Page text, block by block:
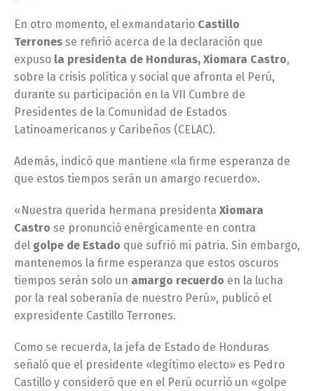
En otro momento, el exmandatario Castillo
Terrones se refirió acerca de la declaración que
expuso la presidenta de Honduras, Xiomara Castro,
sobre la crisis política y social que afronta el Perú,
durante su participación en la VII Cumbre de
Presidentes de la Comunidad de Estados
Latinoamericanos y Caribeños (CELAC).
Además, indicó que mantiene «la firme esperanza de
que estos tiempos serán un amargo recuerdo».
«Nuestra querida hermana presidenta Xiomara
Castro se pronunció enérgicamente en contra
del golpe de Estado que sufrió mi patria. Sin embargo,
mantenemos la firme esperanza que estos oscuros
tiempos serán solo un amargo recuerdo en la lucha
por la real soberanía de nuestro Perú», publicó el
expresidente Castillo Terrones.
Como se recuerda, la jefa de Estado de Honduras
señaló que el presidente «legítimo electo» es Pedro
Castillo y consideró que en el Perú ocurrió un «golpe